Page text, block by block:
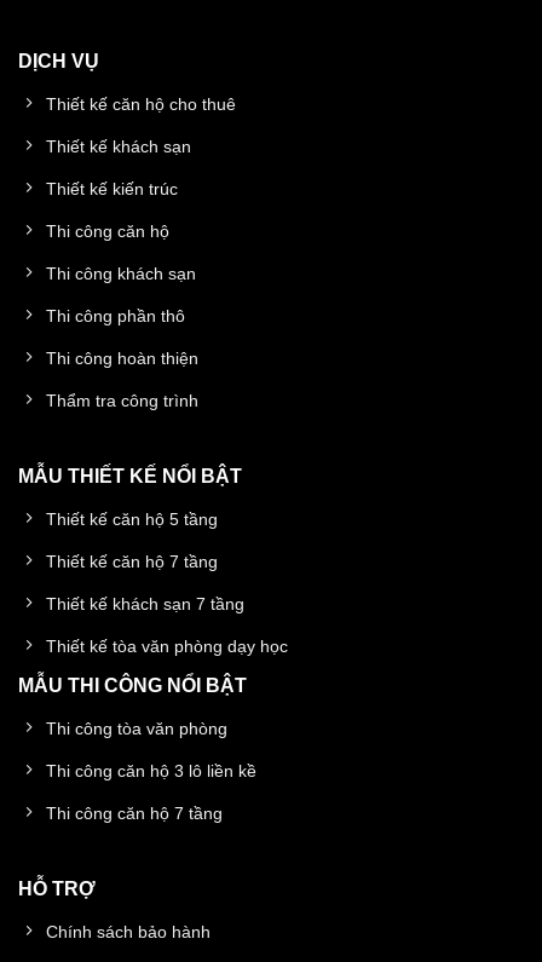
DỊCH VỤ
Thiết kế căn hộ cho thuê
Thiết kế khách sạn
Thiết kế kiến trúc
Thi công căn hộ
Thi công khách sạn
Thi công phần thô
Thi công hoàn thiện
Thẩm tra công trình
MẪU THIẾT KẾ NỔI BẬT
Thiết kế căn hộ 5 tầng
Thiết kế căn hộ 7 tầng
Thiết kế khách sạn 7 tầng
Thiết kế tòa văn phòng dạy học
MẪU THI CÔNG NỔI BẬT
Thi công tòa văn phòng
Thi công căn hộ 3 lô liền kề
Thi công căn hộ 7 tầng
HỖ TRỢ
Chính sách bảo hành